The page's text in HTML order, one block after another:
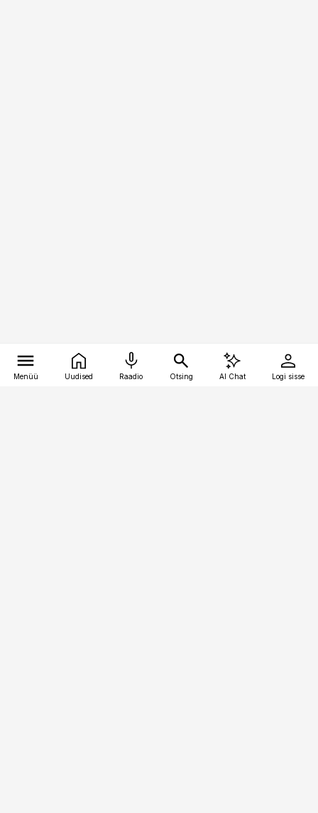
Menüü Uudised Raadio Otsing AI Chat Logi sisse